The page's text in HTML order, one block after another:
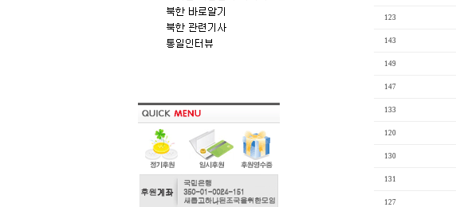
123
143
149
147
133
120
130
131
127